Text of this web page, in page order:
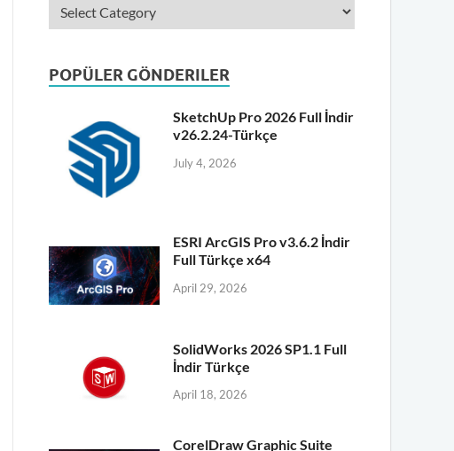
POPÜLER GÖNDERILER
SketchUp Pro 2026 Full İndir
v26.2.24-Türkçe
July 4, 2026
ESRI ArcGIS Pro v3.6.2 İndir
Full Türkçe x64
April 29, 2026
SolidWorks 2026 SP1.1 Full
İndir Türkçe
April 18, 2026
CorelDraw Graphic Suite